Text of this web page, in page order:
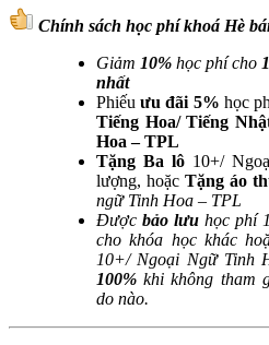
Chính sách học phí khoá Hè
Giảm 10% học phí cho
nhất
Phiếuưu đãi 5% học
Tiếng Hoa/ Tiếng
Hoa – TPL
Tặng Ba lô10+/
lượng, hoặcTặng áo
ngữ Tinh Hoa – TPL
Được bảo lưuhọc phí
cho khóa học khác
10+/ Ngoại Ngữ Tinh
100%khi không tham
do nào.